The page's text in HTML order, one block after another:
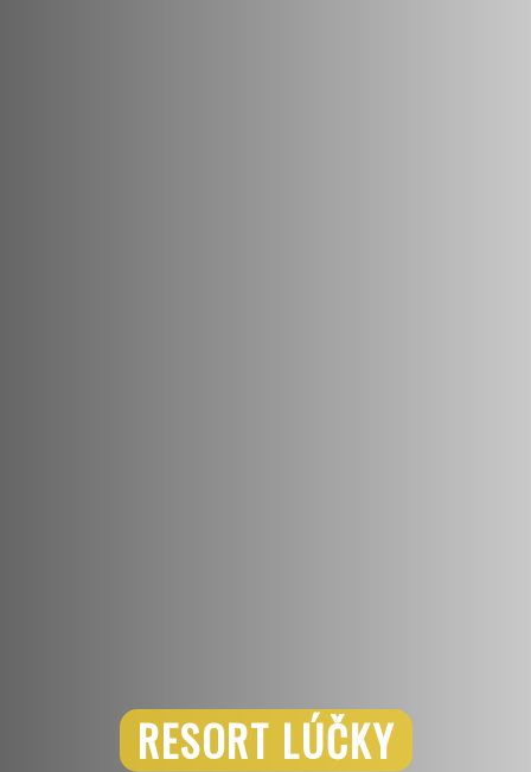
RESORT LÚČKY